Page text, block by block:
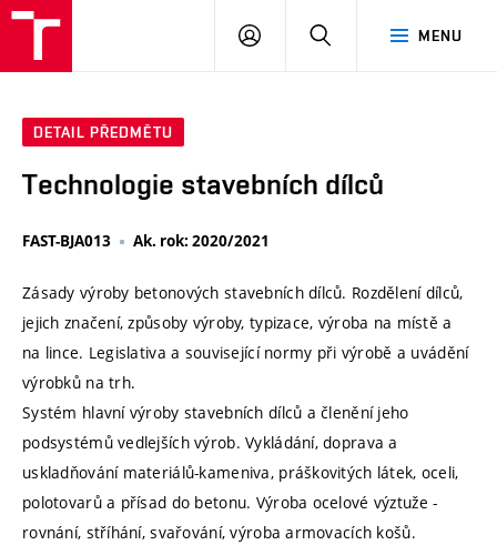
MENU
PŘIHLÁSIT
DETAIL PŘEDMĚTU
Technologie stavebních dílců
FAST-BJA013 Ak. rok: 2020/2021
Zásady výroby betonových stavebních dílců. Rozdělení dílců,
jejich značení, způsoby výroby, typizace, výroba na místě a
na lince. Legislativa a související normy při výrobě a uvádění
výrobků na trh.
Systém hlavní výroby stavebních dílců a členění jeho
podsystémů vedlejších výrob. Vykládání, doprava a
uskladňování materiálů-kameniva, práškovitých látek, oceli,
polotovarů a přísad do betonu. Výroba ocelové výztuže -
rovnání, stříhání, svařování, výroba armovacích košů.